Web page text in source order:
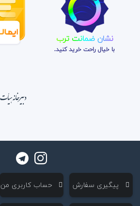
نشان ضمانت ترب
با خیال راحت خرید کنید.
‌ پیگیری سفارش ‌ حساب کاربری من